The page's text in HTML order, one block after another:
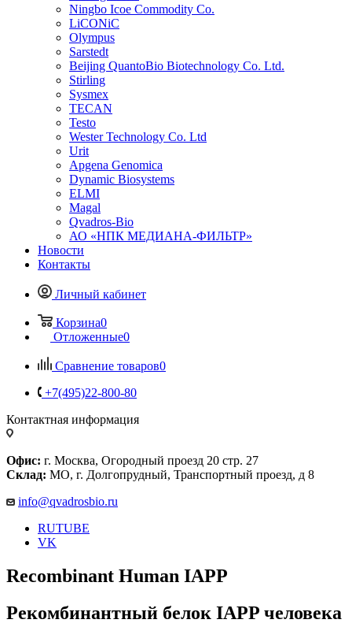
Ningbo Icoe Commodity Co.
LiCONiC
Olympus
Sarstedt
Beijing QuantoBio Biotechnology Co. Ltd.
Stirling
Sysmex
TECAN
Testo
Wester Technology Co. Ltd
Urit
Apgena Genomica
Dynamic Biosystems
ELMI
Magal
Qvadros-Bio
АО «НПК МЕДИАНА-ФИЛЬТР»
Новости
Контакты
Личный кабинет
Корзина0
Отложенные0
Сравнение товаров0
+7(495)22-800-80
Контактная информация
Офис: г. Москва, Огородный проезд 20 стр. 27
Склад: МО, г. Долгопрудный, Транспортный проезд, д 8
info@qvadrosbio.ru
RUTUBE
VK
Recombinant Human IAPP
Рекомбинантный белок IAPP человека